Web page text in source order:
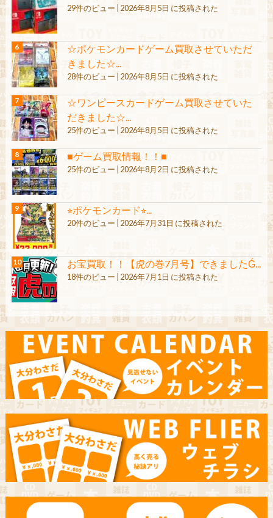
29件のビュー | 2026年8月5日 に投稿された
☆ポケモンカードゲーム買取させていただ
きました☆...
28件のビュー | 2026年8月5日 に投稿された
☆ワンピースカードゲーム買取させていた
だきました☆...
25件のビュー | 2026年8月5日 に投稿された
■ゲーム買取情報！！■
25件のビュー | 2026年8月2日 に投稿された
⭐︎ポケモンカード⭐︎...
20件のビュー | 2026年7月31日 に投稿された
お宝買取！！【虎の巻7月号】できましたǴ...
18件のビュー | 2026年7月1日 に投稿された